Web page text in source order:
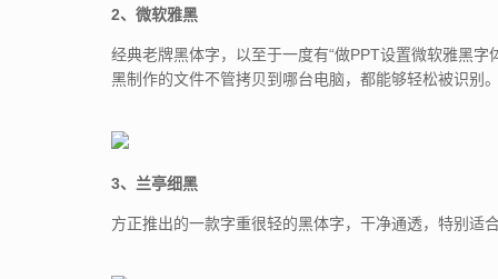
2、微软雅黑
经典老牌黑体字，以至于一度有“做PPT设置微软雅黑
黑制作的文件不管拷贝到哪台电脑，都能够轻松被识别
3、兰亭细黑
方正推出的一款字重很轻的黑体字，干净通透，特别适